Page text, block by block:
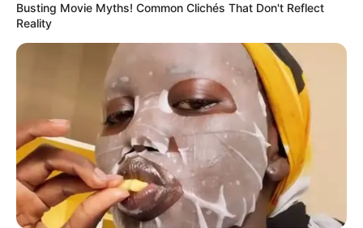
Busting Movie Myths! Common Clichés That Don't Reflect
Reality